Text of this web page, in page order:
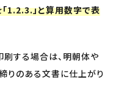
1.2.3.」と算用数字で表
する場合は、明朝体や
りのある文書に仕上がり